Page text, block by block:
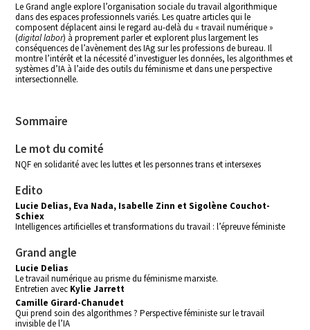
Le Grand angle explore l’organisation sociale du travail algorithmique
dans des espaces professionnels variés. Les quatre articles qui le
composent déplacent ainsi le regard au-delà du « travail numérique »
(digital labor) à proprement parler et explorent plus largement les
conséquences de l’avènement des IAg sur les professions de bureau. Il
montre l’intérêt et la nécessité d’investiguer les données, les algorithmes et
systèmes d’IA à l’aide des outils du féminisme et dans une perspective
intersectionnelle.
Sommaire
Le mot du comité
NQF en solidarité avec les luttes et les personnes trans et intersexes
Edito
Lucie Delias, Eva Nada, Isabelle Zinn et Sigolène Couchot-
Schiex
Intelligences artificielles et transformations du travail : l’épreuve féministe
Grand angle
Lucie Delias
Le travail numérique au prisme du féminisme marxiste.
Entretien avec Kylie Jarrett
Camille Girard-Chanudet
Qui prend soin des algorithmes ? Perspective féministe sur le travail
invisible de l’IA